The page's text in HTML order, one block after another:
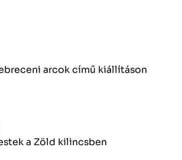
arcok című kiállításon
a Zöld kilincsben